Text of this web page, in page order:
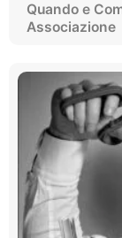
Quando e
Associazione